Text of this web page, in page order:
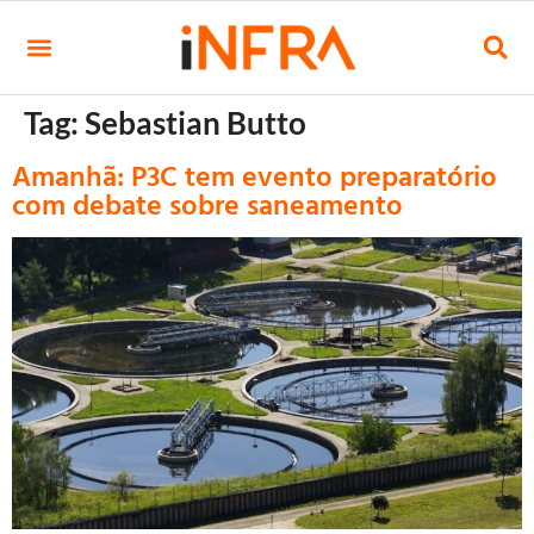
Tag:Sebastian Butto
Amanhã: P3C tem evento preparatório
com debate sobre saneamento